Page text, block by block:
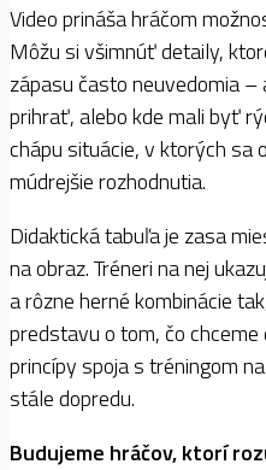
Video prináša hráčom
Môžu si všimnúť detaily,
zápasu často neuvedomia
prihrať, alebo kde mali byť
chápu situácie, v ktorých sa
múdrejšie rozhodnutia.
Didaktická tabuľa je zasa
na obraz. Tréneri na nej
a rôzne herné kombinácie
predstavu o tom, čo
princípy spoja s tréningom
stále dopredu.
Budujeme hráčov, ktorí